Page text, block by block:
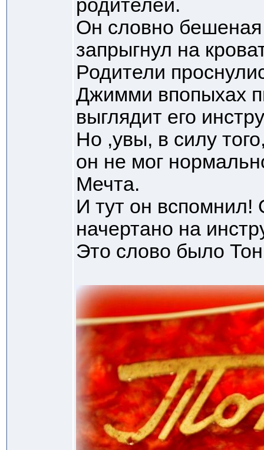
родителей.
Он словно бешеная
запрыгнул на
Родители
Джимми впопыхах
выглядит его
Но ,увы, в силу
он не мог
Мечта.
И тут он
начертано на
Это слово было